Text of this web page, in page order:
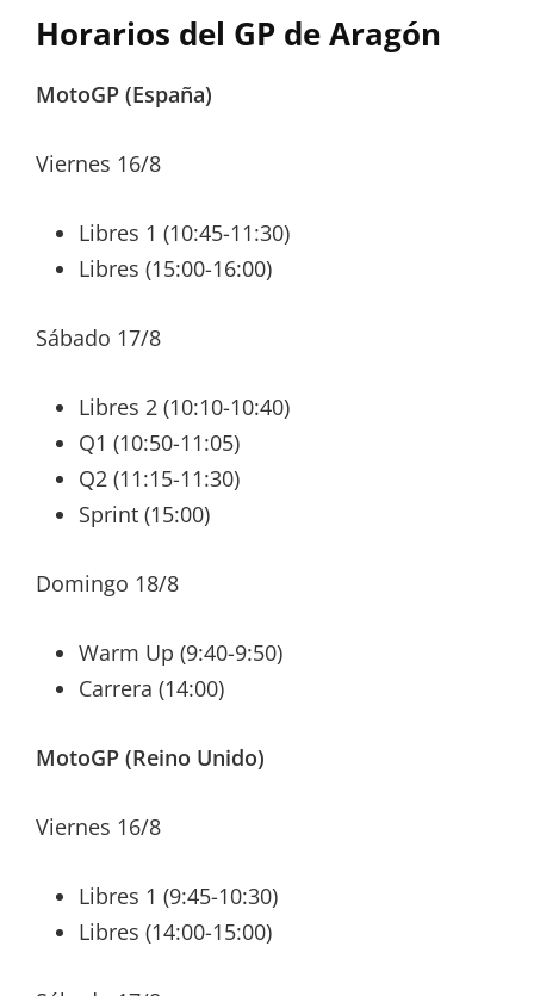
Horarios del GP de Aragón
MotoGP (España)
Viernes 16/8
Libres 1 (10:45-11:30)
Libres (15:00-16:00)
Sábado 17/8
Libres 2 (10:10-10:40)
Q1 (10:50-11:05)
Q2 (11:15-11:30)
Sprint (15:00)
Domingo 18/8
Warm Up (9:40-9:50)
Carrera (14:00)
MotoGP (Reino Unido)
Viernes 16/8
Libres 1 (9:45-10:30)
Libres (14:00-15:00)